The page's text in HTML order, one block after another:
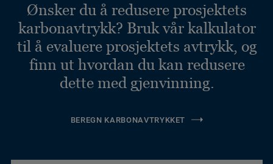
Ønsker du å redusere prosjektets
karbonavtrykk? Bruk vår kalkulator
til å evaluere prosjektets avtrykk, og
finn ut hvordan du kan redusere
dette med gjenvinning.
BEREGN KARBONAVTRYKKET